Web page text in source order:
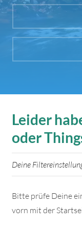
Leider
oder
Deine
Bitte prüfe Deine
vorn mit der